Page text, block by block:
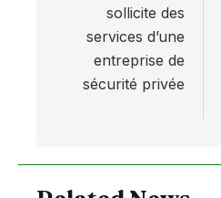
sollicite des
services d’une
entreprise de
sécurité privée